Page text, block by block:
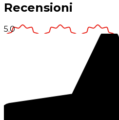
Recensioni
5.0